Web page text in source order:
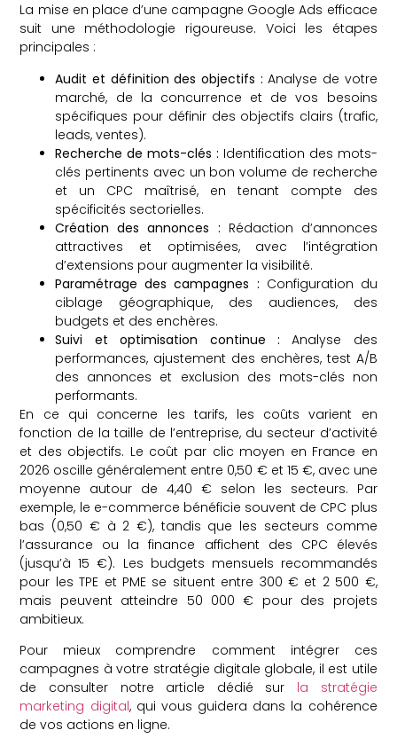
La mise en place d’une campagne Google Ads efficace
suit une méthodologie rigoureuse. Voici les étapes
principales :
Audit et définition des objectifs : Analyse de votre
marché, de la concurrence et de vos besoins
spécifiques pour définir des objectifs clairs (trafic,
leads, ventes).
Recherche de mots-clés : Identification des mots-
clés pertinents avec un bon volume de recherche
et un CPC maîtrisé, en tenant compte des
spécificités sectorielles.
Création des annonces : Rédaction d’annonces
attractives et optimisées, avec l’intégration
d’extensions pour augmenter la visibilité.
Paramétrage des campagnes : Configuration du
ciblage géographique, des audiences, des
budgets et des enchères.
Suivi et optimisation continue : Analyse des
performances, ajustement des enchères, test A/B
des annonces et exclusion des mots-clés non
performants.
En ce qui concerne les tarifs, les coûts varient en
fonction de la taille de l’entreprise, du secteur d’activité
et des objectifs. Le coût par clic moyen en France en
2026 oscille généralement entre 0,50 € et 15 €, avec une
moyenne autour de 4,40 € selon les secteurs. Par
exemple, le e-commerce bénéficie souvent de CPC plus
bas (0,50 € à 2 €), tandis que les secteurs comme
l’assurance ou la finance affichent des CPC élevés
(jusqu’à 15 €). Les budgets mensuels recommandés
pour les TPE et PME se situent entre 300 € et 2 500 €,
mais peuvent atteindre 50 000 € pour des projets
ambitieux.
Pour mieux comprendre comment intégrer ces
campagnes à votre stratégie digitale globale, il est utile
de consulter notre article dédié sur la stratégie
marketing digital, qui vous guidera dans la cohérence
de vos actions en ligne.